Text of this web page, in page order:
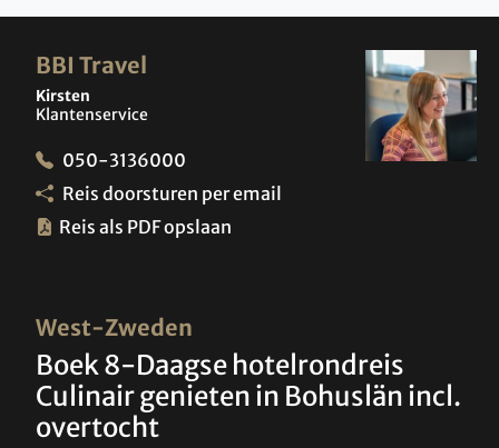
West-Zweden
Boek 8-Daagse hotelrondreis
Culinair genieten in Bohuslän incl.
overtocht
BBI Travel
Kirsten
Klantenservice
050-3136000
Reis doorsturen per email
Reis als PDF opslaan